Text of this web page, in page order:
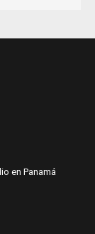
en Panamá